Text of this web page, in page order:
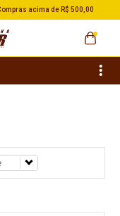
de R$ 500,00